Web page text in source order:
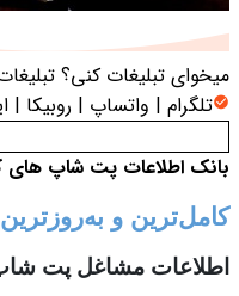
میخوای تبلیغات کنی؟
تلگرام | واتساپ | روبیکا |
بانک اطلاعات پت شاپ های
کامل‌ترین و
اطلاعات مشاغل پت